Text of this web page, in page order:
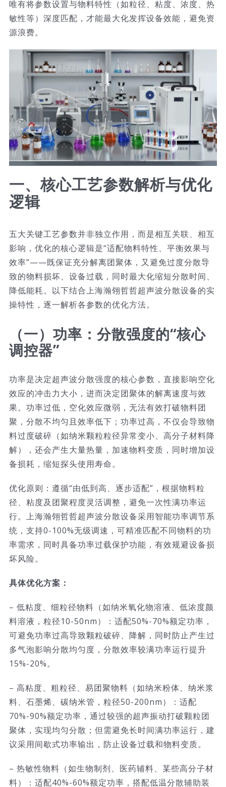
唯有将参数设置与物料特性（如粒径、粘度、浓度、热
敏性等）深度匹配，才能最大化发挥设备效能，避免资
源浪费。
一、核心工艺参数解析与优化
逻辑
五大关键工艺参数并非独立作用，而是相互关联、相互
影响，优化的核心逻辑是“适配物料特性、平衡效果与
效率”——既保证充分解离团聚体，又避免过度分散导
致的物料损坏、设备过载，同时最大化缩短分散时间、
降低能耗。以下结合上海瀚翎哲哲超声波分散设备的实
操特性，逐一解析各参数的优化方法。
（一）功率：分散强度的“核心
调控器”
功率是决定超声波分散强度的核心参数，直接影响空化
效应的冲击力大小，进而决定团聚体的解离速度与效
果。功率过低，空化效应微弱，无法有效打破物料团
聚，分散不均匀且效率低下；功率过高，不仅会导致物
料过度破碎（如纳米颗粒粒径异常变小、高分子材料降
解），还会产生大量热量，加速物料变质，同时增加设
备损耗，缩短探头使用寿命。
优化原则：遵循“由低到高、逐步适配”，根据物料粒
径、粘度及团聚程度灵活调整，避免一次性满功率运
行。上海瀚翎哲哲超声波分散设备采用智能功率调节系
统，支持0-100%无级调速，可精准匹配不同物料的功
率需求，同时具备功率过载保护功能，有效规避设备损
坏风险。
具体优化方案：
– 低粘度、细粒径物料（如纳米氧化物溶液、低浓度颜
料溶液，粒径10-50nm）：适配50%-70%额定功率，
可避免功率过高导致颗粒破碎、降解，同时防止产生过
多气泡影响分散均匀度，分散效率较满功率运行提升
15%-20%。
– 高粘度、粗粒径、易团聚物料（如纳米粉体、纳米浆
料、石墨烯、碳纳米管，粒径50-200nm）：适配
70%-90%额定功率，通过较强的超声振动打破颗粒团
聚体，实现均匀分散；但需避免长时间满功率运行，建
议采用间歇式功率输出，防止设备过载和物料变质。
– 热敏性物料（如生物制剂、医药辅料、某些高分子材
料）：适配40%-60%额定功率，搭配低温分散辅助装